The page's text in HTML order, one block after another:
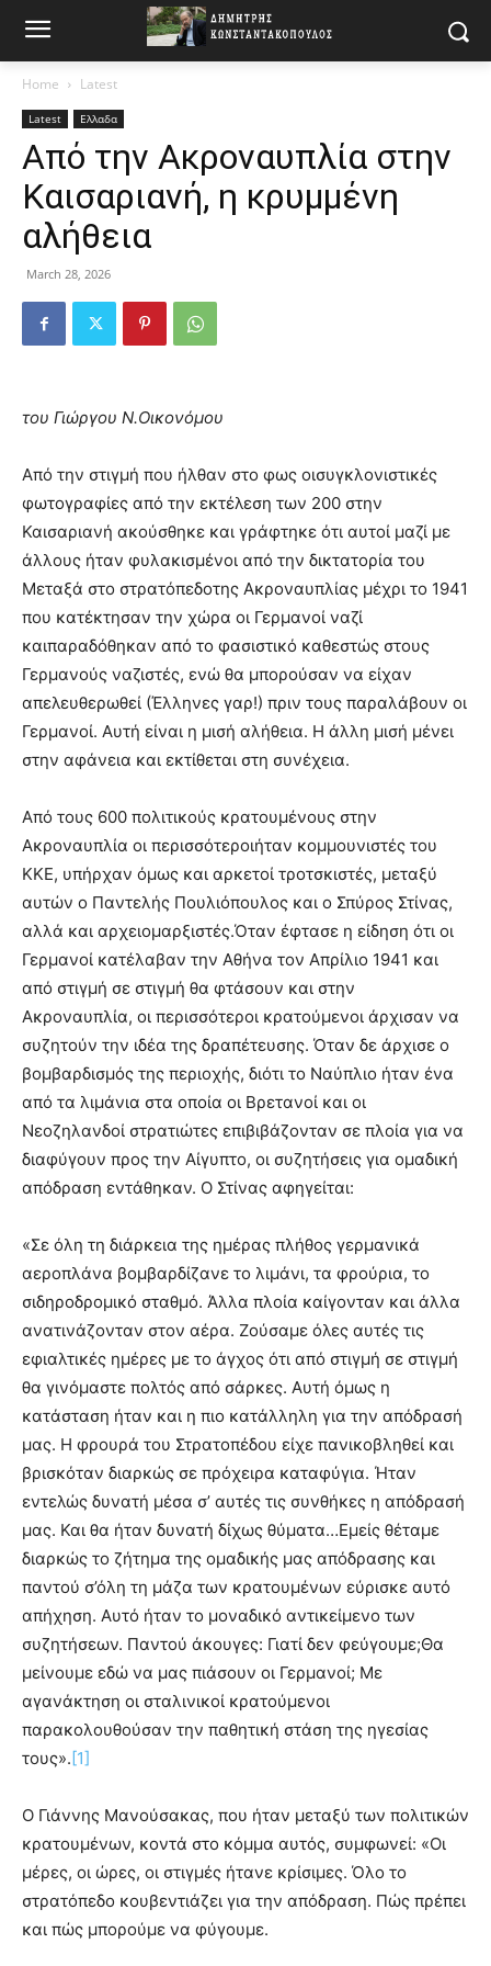
Home Latest
Latest Ελλαδα
Από την Ακροναυπλία στην
Καισαριανή, η κρυμμένη
αλήθεια
March 28, 2026
του Γιώργου Ν.Οικονόμου
Από την στιγμή που ήλθαν στο φως οισυγκλονιστικές
φωτογραφίες από την εκτέλεση των 200 στην
Καισαριανή ακούσθηκε και γράφτηκε ότι αυτοί μαζί με
άλλους ήταν φυλακισμένοι από την δικτατορία του
Μεταξά στο στρατόπεδοτης Ακροναυπλίας μέχρι το 1941
που κατέκτησαν την χώρα οι Γερμανοί ναζί
καιπαραδόθηκαν από το φασιστικό καθεστώς στους
Γερμανούς ναζιστές, ενώ θα μπορούσαν να είχαν
απελευθερωθεί (Έλληνες γαρ!) πριν τους παραλάβουν οι
Γερμανοί. Αυτή είναι η μισή αλήθεια. Η άλλη μισή μένει
στην αφάνεια και εκτίθεται στη συνέχεια.
Από τους 600 πολιτικούς κρατουμένους στην
Ακροναυπλία οι περισσότεροιήταν κομμουνιστές του
ΚΚΕ, υπήρχαν όμως και αρκετοί τροτσκιστές, μεταξύ
αυτών ο Παντελής Πουλιόπουλος και ο Σπύρος Στίνας,
αλλά και αρχειομαρξιστές.Όταν έφτασε η είδηση ότι οι
Γερμανοί κατέλαβαν την Αθήνα τον Απρίλιο 1941 και
από στιγμή σε στιγμή θα φτάσουν και στην
Ακροναυπλία, οι περισσότεροι κρατούμενοι άρχισαν να
συζητούν την ιδέα της δραπέτευσης. Όταν δε άρχισε ο
βομβαρδισμός της περιοχής, διότι το Ναύπλιο ήταν ένα
από τα λιμάνια στα οποία οι Βρετανοί και οι
Νεοζηλανδοί στρατιώτες επιβιβάζονταν σε πλοία για να
διαφύγουν προς την Αίγυπτο, οι συζητήσεις για ομαδική
απόδραση εντάθηκαν. Ο Στίνας αφηγείται:
«Σε όλη τη διάρκεια της ημέρας πλήθος γερμανικά
αεροπλάνα βομβαρδίζανε το λιμάνι, τα φρούρια, το
σιδηροδρομικό σταθμό. Άλλα πλοία καίγονταν και άλλα
ανατινάζονταν στον αέρα. Ζούσαμε όλες αυτές τις
εφιαλτικές ημέρες με το άγχος ότι από στιγμή σε στιγμή
θα γινόμαστε πολτός από σάρκες. Αυτή όμως η
κατάσταση ήταν και η πιο κατάλληλη για την απόδρασή
μας. Η φρουρά του Στρατοπέδου είχε πανικοβληθεί και
βρισκόταν διαρκώς σε πρόχειρα καταφύγια. Ήταν
εντελώς δυνατή μέσα σ’ αυτές τις συνθήκες η απόδρασή
μας. Και θα ήταν δυνατή δίχως θύματα…Εμείς θέταμε
διαρκώς το ζήτημα της ομαδικής μας απόδρασης και
παντού σ’όλη τη μάζα των κρατουμένων εύρισκε αυτό
απήχηση. Αυτό ήταν το μοναδικό αντικείμενο των
συζητήσεων. Παντού άκουγες: Γιατί δεν φεύγουμε;Θα
μείνουμε εδώ να μας πιάσουν οι Γερμανοί; Με
αγανάκτηση οι σταλινικοί κρατούμενοι
παρακολουθούσαν την παθητική στάση της ηγεσίας
τους».[1]
Ο Γιάννης Μανούσακας, που ήταν μεταξύ των πολιτικών
κρατουμένων, κοντά στο κόμμα αυτός, συμφωνεί: «Οι
μέρες, οι ώρες, οι στιγμές ήτανε κρίσιμες. Όλο το
στρατόπεδο κουβεντιάζει για την απόδραση. Πώς πρέπει
και πώς μπορούμε να φύγουμε.